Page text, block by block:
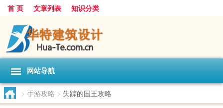
首 页 文章列表 知识分类
网站导航
> 手游攻略 > 失踪的国王攻略